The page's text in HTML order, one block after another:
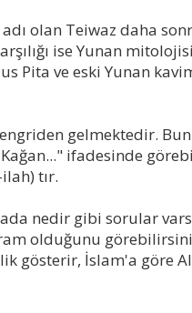
adı olan Teiwaz daha
ise Yunan
Pita ve eski Yunan
gelmektedir.
ifadesinde
tır.
nedir gibi sorular
olduğunu
gösterir, İslam'a göre